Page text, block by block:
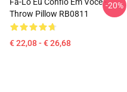
Throw Pillow RB0811
€ 22,08 - € 26,68
-20%